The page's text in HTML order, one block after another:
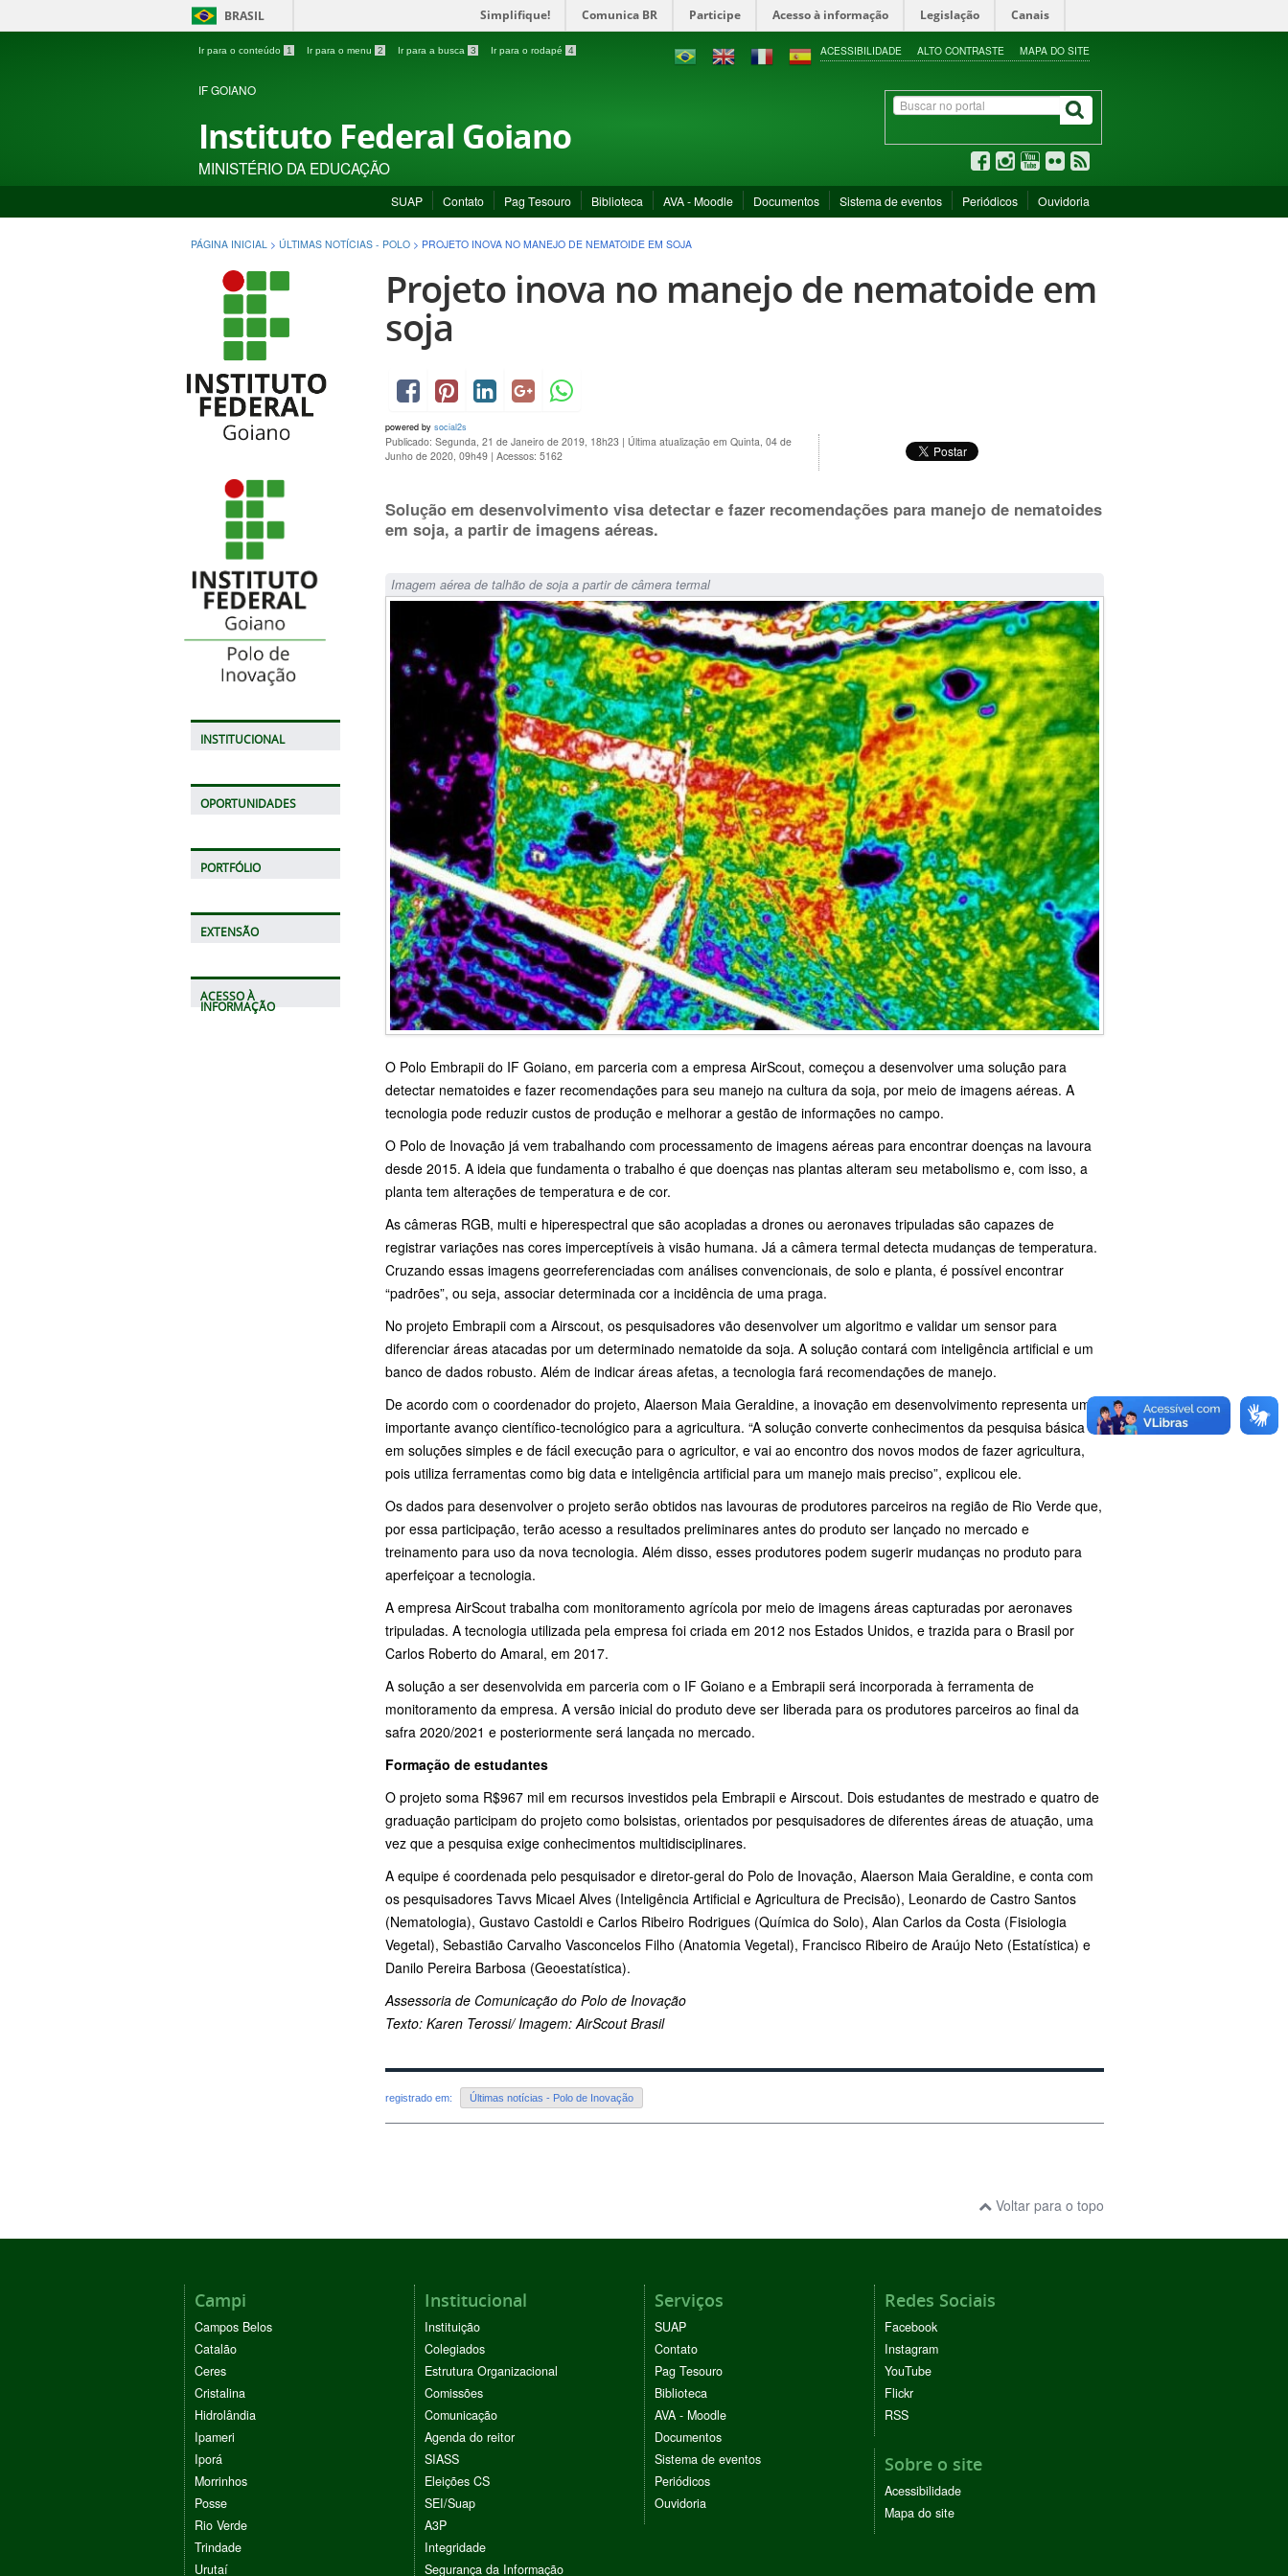
BRASIL Simplifique! Comunica BR Participe Acesso à informação Legislação Canais
Ir para o conteúdo 1 Ir para o menu 2 Ir para a busca 3 Ir para o rodapé 4 ACESSIBILIDADE ALTO CONTRASTE MAPA DO SITE
IF GOIANO
Instituto Federal Goiano
MINISTÉRIO DA EDUCAÇÃO
SUAP Contato Pag Tesouro Biblioteca AVA - Moodle Documentos Sistema de eventos Periódicos Ouvidoria
PÁGINA INICIAL > ÚLTIMAS NOTÍCIAS - POLO > PROJETO INOVA NO MANEJO DE NEMATOIDE EM SOJA
INSTITUCIONAL
OPORTUNIDADES
PORTFÓLIO
EXTENSÃO
ACESSO À
INFORMAÇÃO
Projeto inova no manejo de nematoide em
soja
powered by social2s
Publicado: Segunda, 21 de Janeiro de 2019, 18h23 | Última atualização em Quinta, 04 de
Junho de 2020, 09h49 | Acessos: 5162
Solução em desenvolvimento visa detectar e fazer recomendações para manejo de nematoides
em soja, a partir de imagens aéreas.
Imagem aérea de talhão de soja a partir de câmera termal
O Polo Embrapii do IF Goiano, em parceria com a empresa AirScout, começou a desenvolver uma solução para
detectar nematoides e fazer recomendações para seu manejo na cultura da soja, por meio de imagens aéreas. A
tecnologia pode reduzir custos de produção e melhorar a gestão de informações no campo.
O Polo de Inovação já vem trabalhando com processamento de imagens aéreas para encontrar doenças na lavoura
desde 2015. A ideia que fundamenta o trabalho é que doenças nas plantas alteram seu metabolismo e, com isso, a
planta tem alterações de temperatura e de cor.
As câmeras RGB, multi e hiperespectral que são acopladas a drones ou aeronaves tripuladas são capazes de
registrar variações nas cores imperceptíveis à visão humana. Já a câmera termal detecta mudanças de temperatura.
Cruzando essas imagens georreferenciadas com análises convencionais, de solo e planta, é possível encontrar
“padrões”, ou seja, associar determinada cor a incidência de uma praga.
No projeto Embrapii com a Airscout, os pesquisadores vão desenvolver um algoritmo e validar um sensor para
diferenciar áreas atacadas por um determinado nematoide da soja. A solução contará com inteligência artificial e um
banco de dados robusto. Além de indicar áreas afetas, a tecnologia fará recomendações de manejo.
De acordo com o coordenador do projeto, Alaerson Maia Geraldine, a inovação em desenvolvimento representa um
importante avanço científico-tecnológico para a agricultura. “A solução converte conhecimentos da pesquisa básica
em soluções simples e de fácil execução para o agricultor, e vai ao encontro dos novos modos de fazer agricultura,
pois utiliza ferramentas como big data e inteligência artificial para um manejo mais preciso”, explicou ele.
Os dados para desenvolver o projeto serão obtidos nas lavouras de produtores parceiros na região de Rio Verde que,
por essa participação, terão acesso a resultados preliminares antes do produto ser lançado no mercado e
treinamento para uso da nova tecnologia. Além disso, esses produtores podem sugerir mudanças no produto para
aperfeiçoar a tecnologia.
A empresa AirScout trabalha com monitoramento agrícola por meio de imagens áreas capturadas por aeronaves
tripuladas. A tecnologia utilizada pela empresa foi criada em 2012 nos Estados Unidos, e trazida para o Brasil por
Carlos Roberto do Amaral, em 2017.
A solução a ser desenvolvida em parceria com o IF Goiano e a Embrapii será incorporada à ferramenta de
monitoramento da empresa. A versão inicial do produto deve ser liberada para os produtores parceiros ao final da
safra 2020/2021 e posteriormente será lançada no mercado.
Formação de estudantes
O projeto soma R$967 mil em recursos investidos pela Embrapii e Airscout. Dois estudantes de mestrado e quatro de
graduação participam do projeto como bolsistas, orientados por pesquisadores de diferentes áreas de atuação, uma
vez que a pesquisa exige conhecimentos multidisciplinares.
A equipe é coordenada pelo pesquisador e diretor-geral do Polo de Inovação, Alaerson Maia Geraldine, e conta com
os pesquisadores Tavvs Micael Alves (Inteligência Artificial e Agricultura de Precisão), Leonardo de Castro Santos
(Nematologia), Gustavo Castoldi e Carlos Ribeiro Rodrigues (Química do Solo), Alan Carlos da Costa (Fisiologia
Vegetal), Sebastião Carvalho Vasconcelos Filho (Anatomia Vegetal), Francisco Ribeiro de Araújo Neto (Estatística) e
Danilo Pereira Barbosa (Geoestatística).
Assessoria de Comunicação do Polo de Inovação
Texto: Karen Terossi/ Imagem: AirScout Brasil
registrado em: Últimas notícias - Polo de Inovação
Voltar para o topo
Campi
Campos Belos
Catalão
Ceres
Cristalina
Hidrolândia
Ipameri
Iporá
Morrinhos
Posse
Rio Verde
Trindade
Urutaí
Institucional
Instituição
Colegiados
Estrutura Organizacional
Comissões
Comunicação
Agenda do reitor
SIASS
Eleições CS
SEI/Suap
A3P
Integridade
Segurança da Informação
Serviços
SUAP
Contato
Pag Tesouro
Biblioteca
AVA - Moodle
Documentos
Sistema de eventos
Periódicos
Ouvidoria
Redes Sociais
Facebook
Instagram
YouTube
Flickr
RSS
Sobre o site
Acessibilidade
Mapa do site